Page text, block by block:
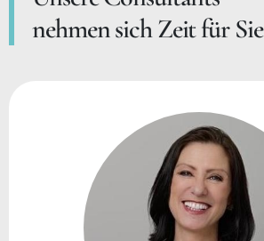
nehmen sich Zeit für Sie